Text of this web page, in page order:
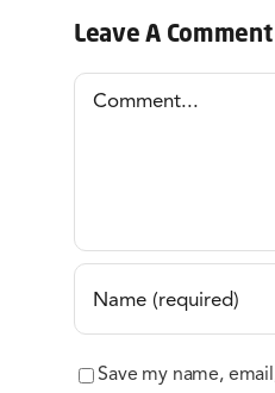
Leave A Comment
Comment
Save my name,